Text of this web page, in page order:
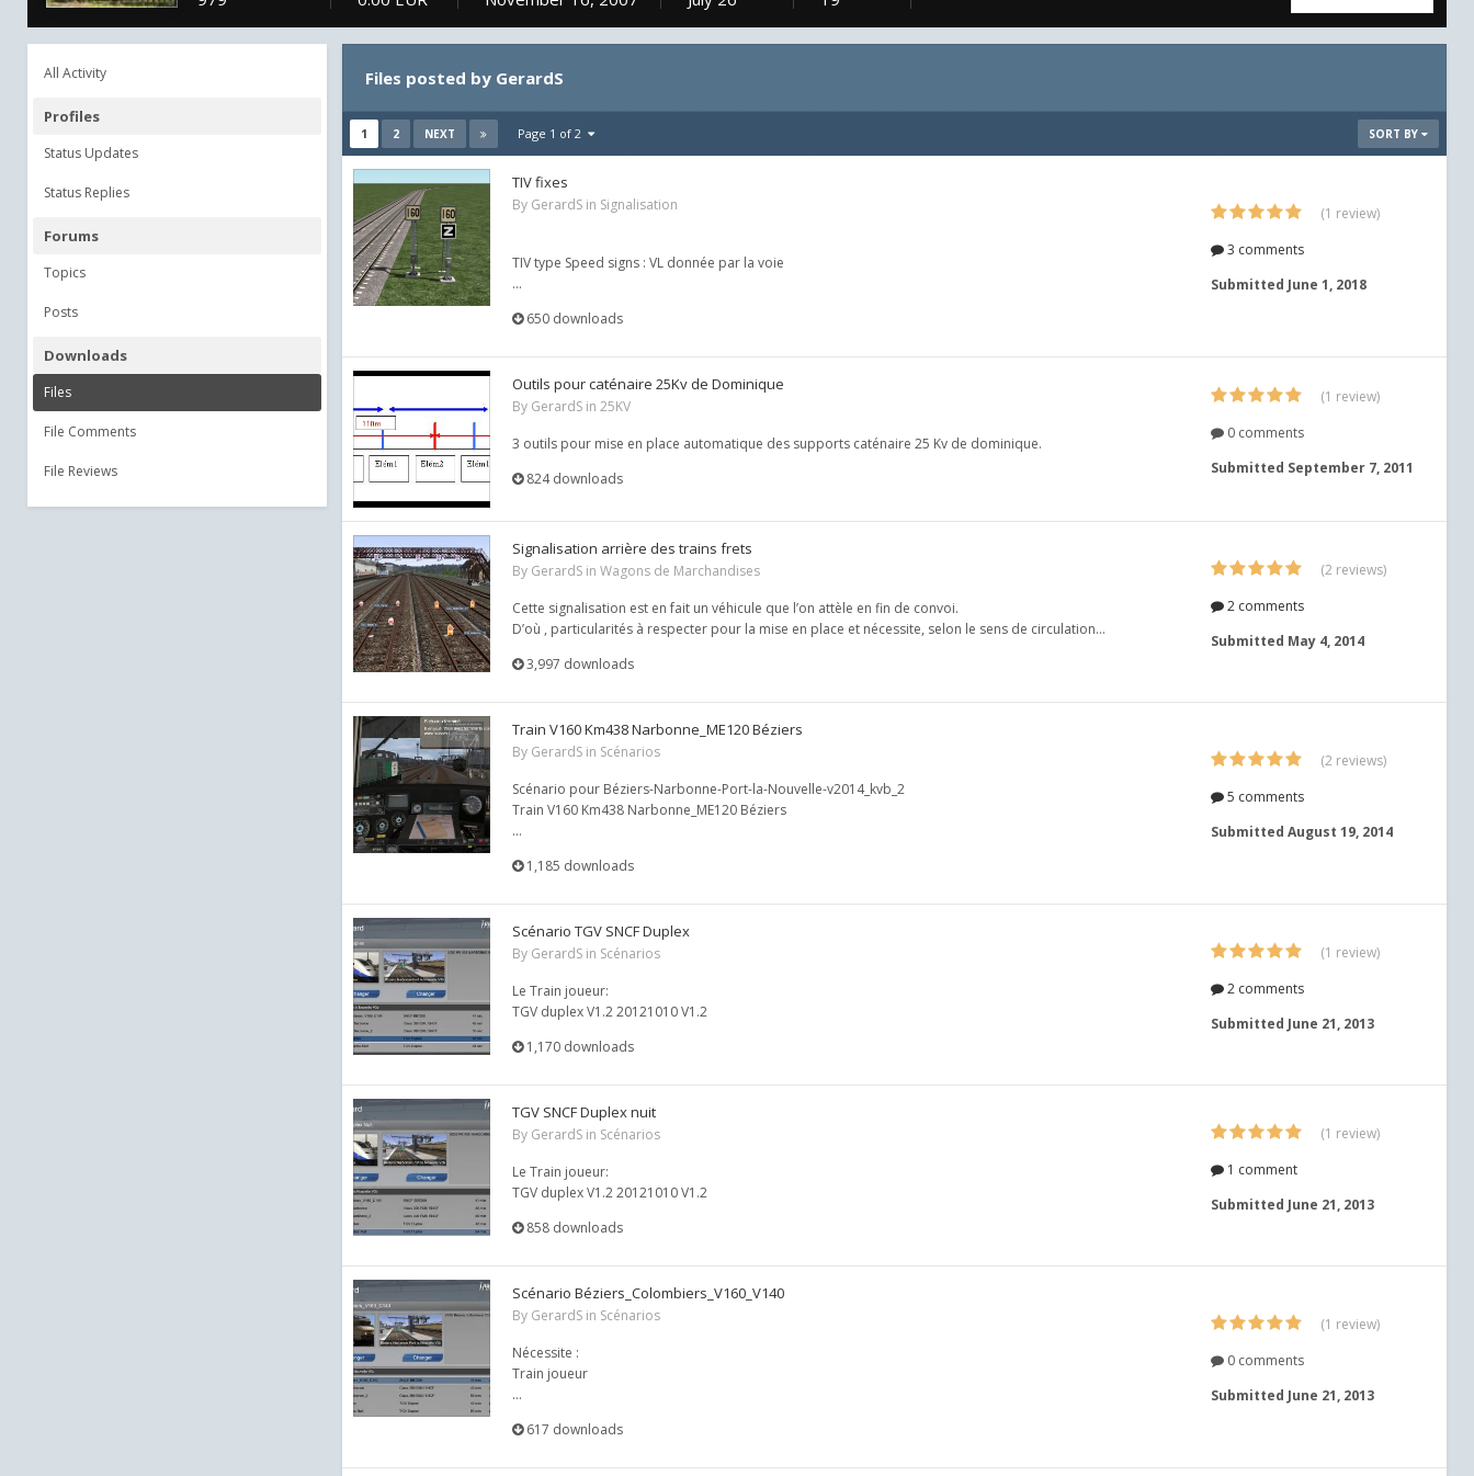
All Activity
Profiles
Status Updates
Status Replies
Forums
Topics
Posts
Downloads
Files
File Comments
File Reviews
Files posted by GerardS
SORT BY
1 2 NEXT Page 1 of 2
TIV fixes
By GerardS in Signalisation
TIV type Speed signs : VL donnée par la voie
...
650 downloads
(1 review)
3 comments
Submitted June 1, 2018
Outils pour caténaire 25Kv de Dominique
By GerardS in 25KV
3 outils pour mise en place automatique des supports caténaire 25 Kv de dominique.
824 downloads
(1 review)
0 comments
Submitted September 7, 2011
Signalisation arrière des trains frets
By GerardS in Wagons de Marchandises
Cette signalisation est en fait un véhicule que l’on attèle en fin de convoi.
D’où , particularités à respecter pour la mise en place et nécessite, selon le sens de circulation...
3,997 downloads
(2 reviews)
2 comments
Submitted May 4, 2014
Train V160 Km438 Narbonne_ME120 Béziers
By GerardS in Scénarios
Scénario pour Béziers-Narbonne-Port-la-Nouvelle-v2014_kvb_2
Train V160 Km438 Narbonne_ME120 Béziers
...
1,185 downloads
(2 reviews)
5 comments
Submitted August 19, 2014
Scénario TGV SNCF Duplex
By GerardS in Scénarios
Le Train joueur:
TGV duplex V1.2 20121010 V1.2
1,170 downloads
(1 review)
2 comments
Submitted June 21, 2013
TGV SNCF Duplex nuit
By GerardS in Scénarios
Le Train joueur:
TGV duplex V1.2 20121010 V1.2
858 downloads
(1 review)
1 comment
Submitted June 21, 2013
Scénario Béziers_Colombiers_V160_V140
By GerardS in Scénarios
Nécessite :
Train joueur
...
617 downloads
(1 review)
0 comments
Submitted June 21, 2013